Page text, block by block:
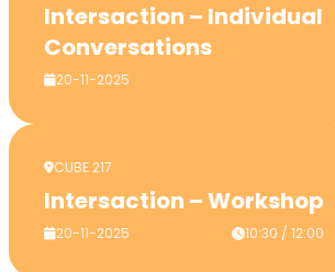
Intersaction – Individual
Conversations
20-11-2025
CUBE 217
Intersaction – Workshop
20-11-2025 10:30 / 12:00